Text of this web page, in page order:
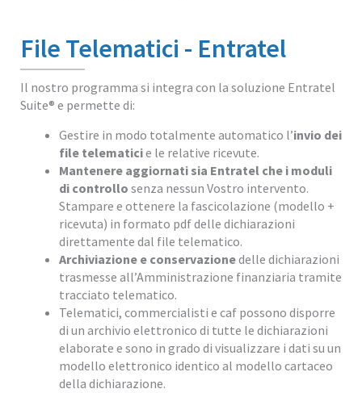
File Telematici - Entratel
Il nostro programma si integra con la soluzione Entratel
Suite® e permette di:
Gestire in modo totalmente automatico l’invio dei
file telematicie le relative ricevute.
Mantenere aggiornati sia Entratel che i moduli
di controllo senza nessun Vostro intervento.
Stampare e ottenere la fascicolazione (modello +
ricevuta) in formato pdf delle dichiarazioni
direttamente dal file telematico.
Archiviazione e conservazionedelle dichiarazioni
trasmesse all’Amministrazione finanziaria tramite
tracciato telematico.
Telematici, commercialisti e caf possono disporre
di un archivio elettronico di tutte le dichiarazioni
elaborate e sono in grado di visualizzare i dati su un
modello elettronico identico al modello cartaceo
della dichiarazione.